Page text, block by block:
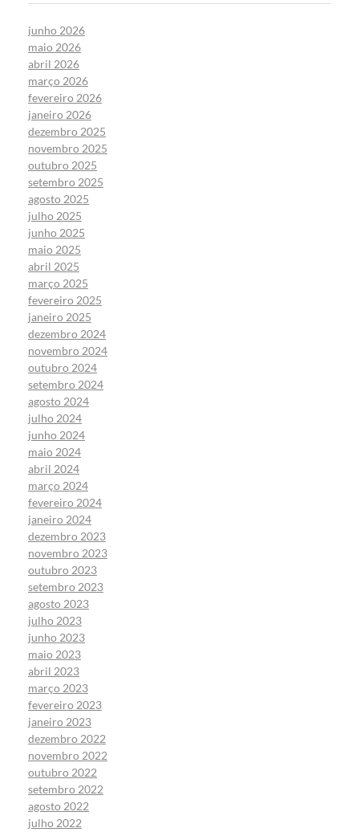
junho 2026
maio 2026
abril 2026
março 2026
fevereiro 2026
janeiro 2026
dezembro 2025
novembro 2025
outubro 2025
setembro 2025
agosto 2025
julho 2025
junho 2025
maio 2025
abril 2025
março 2025
fevereiro 2025
janeiro 2025
dezembro 2024
novembro 2024
outubro 2024
setembro 2024
agosto 2024
julho 2024
junho 2024
maio 2024
abril 2024
março 2024
fevereiro 2024
janeiro 2024
dezembro 2023
novembro 2023
outubro 2023
setembro 2023
agosto 2023
julho 2023
junho 2023
maio 2023
abril 2023
março 2023
fevereiro 2023
janeiro 2023
dezembro 2022
novembro 2022
outubro 2022
setembro 2022
agosto 2022
julho 2022